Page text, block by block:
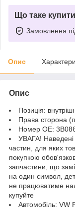
Що таке
Замовлення
Опис
Опис
Позиція:
Права сторона
Номер OE:
УВАГА!
частин, для яких
покупкою
запчастини, що
на один символ,
не працюватиме
купуйте
Автомобіль: VW